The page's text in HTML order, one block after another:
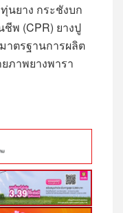
นยาง กระชังบก
พ (CPR) ยางปู
าตรฐานการผลิต
ภาพยางพารา